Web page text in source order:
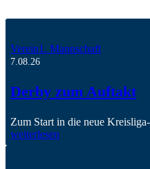
Verein1. Mannschaft
7.08.26
Derby zum Auftakt
Zum Start in die neue
weiterlesen